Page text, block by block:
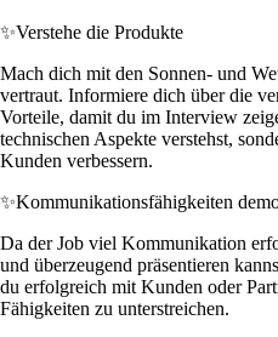
✨Verstehe die Produkte
Mach dich mit den Sonnen- und
vertraut. Informiere dich über die
Vorteile, damit du im Interview
technischen Aspekte verstehst,
Kunden verbessern.
✨Kommunikationsfähigkeiten
Da der Job viel Kommunikation
und überzeugend präsentieren
du erfolgreich mit Kunden oder
Fähigkeiten zu unterstreichen.